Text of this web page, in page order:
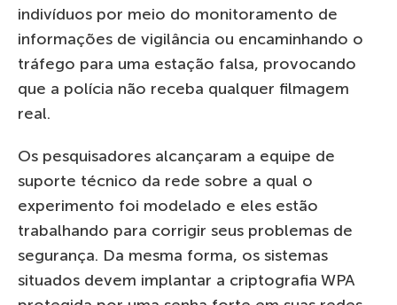
indivíduos por meio do monitoramento de
informações de vigilância ou encaminhando o
tráfego para uma estação falsa, provocando
que a polícia não receba qualquer filmagem
real.
Os pesquisadores alcançaram a equipe de
suporte técnico da rede sobre a qual o
experimento foi modelado e eles estão
trabalhando para corrigir seus problemas de
segurança. Da mesma forma, os sistemas
situados devem implantar a criptografia WPA